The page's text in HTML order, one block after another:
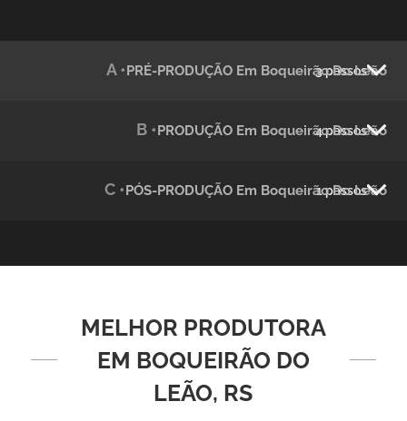
Green Process
A •PRÉ-PRODUÇÃO Em Boqueirão Do Leão
3 passos
B •PRODUÇÃO Em Boqueirão Do Leão
4 passos
C •PÓS-PRODUÇÃO Em Boqueirão Do Leão
1 passos
MELHOR PRODUTORA
EM BOQUEIRÃO DO
LEÃO, RS